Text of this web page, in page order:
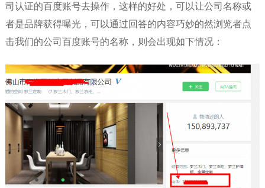
司认证的百度账号去操作，这样的好处，可以让公司名称或
者是品牌获得曝光，可以通过回答的内容巧妙的然浏览者点
击我们的公司百度账号的名称，则会出现如下情况：